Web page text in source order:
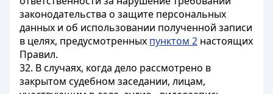
законодательства о защите персональных
данных и об использовании полученной записи
в целях, предусмотренных пунктом 2 настоящих
Правил.
32. В случаях, когда дело рассмотрено в
закрытом судебном заседании, лицам,